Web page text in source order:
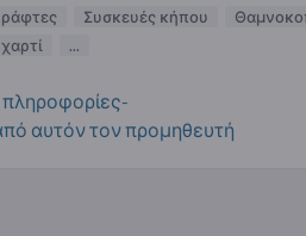
ράφτες
Συσκευές κήπου
...
αυτόν τον προμηθευτή